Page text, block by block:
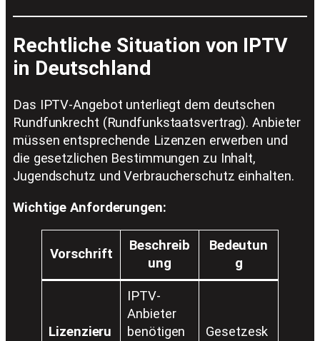
Rechtliche Situation von IPTV
in Deutschland
Das IPTV-Angebot unterliegt dem deutschen
Rundfunkrecht (Rundfunkstaatsvertrag). Anbieter
müssen entsprechende Lizenzen erwerben und
die gesetzlichen Bestimmungen zu Inhalt,
Jugendschutz und Verbraucherschutz einhalten.
Wichtige Anforderungen:
Vorschrift
Beschreib
ung
Bedeutun
g
Lizenzieru
IPTV-
Anbieter
benötigen
Gesetzesk